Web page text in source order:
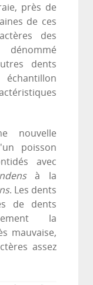
près de
de ces
des
dents
nouvelle
poisson
avec
à la
. Les dents
de dents
la
mauvaise,
assez